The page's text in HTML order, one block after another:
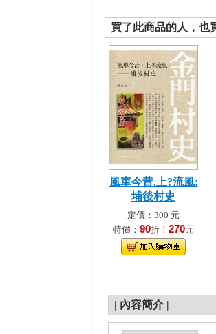
買了此商品的人，也
風車今昔.上?流風:
埔後村史
定價：300 元
特價： 90折！ 270元
| 內容簡介 |